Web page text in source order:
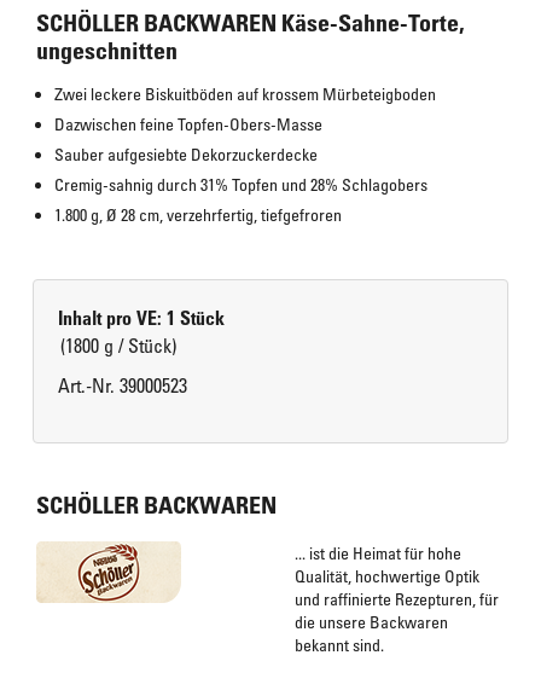
SCHÖLLER BACKWAREN Käse-Sahne-Torte,
ungeschnitten
Zwei leckere Biskuitböden auf krossem Mürbeteigboden
Dazwischen feine Topfen-Obers-Masse
Sauber aufgesiebte Dekorzuckerdecke
Cremig-sahnig durch 31% Topfen und 28% Schlagobers
1.800 g, Ø 28 cm, verzehrfertig, tiefgefroren
Inhalt pro VE: 1 Stück
(1800 g / Stück)
Art.-Nr. 39000523
SCHÖLLER BACKWAREN
... ist die Heimat für hohe
Qualität, hochwertige Optik
und raffinierte Rezepturen, für
die unsere Backwaren
bekannt sind.